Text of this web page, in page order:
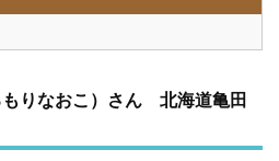
りなおこ）さん 北海道亀田